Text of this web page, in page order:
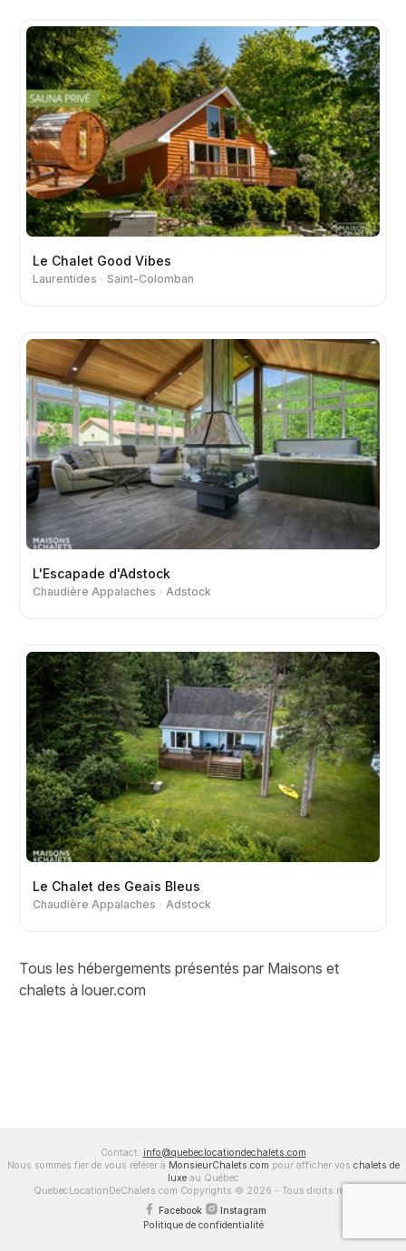
Le Chalet Good Vibes
Laurentides Saint-Colomban
L'Escapade d'Adstock
Chaudière Appalaches Adstock
Le Chalet des Geais Bleus
Chaudière Appalaches Adstock
Tous les hébergements présentés par Maisons et
chalets à louer.com
Contact: info@quebeclocationdechalets.com
Nous sommes fier de vous référer à MonsieurChalets.com pour afficher vos chalets de
luxeau Québec
QuebecLocationDeChalets.com Copyrights © 2026 - Tous droits réservés
Facebook
Instagram
Politique de confidentialité